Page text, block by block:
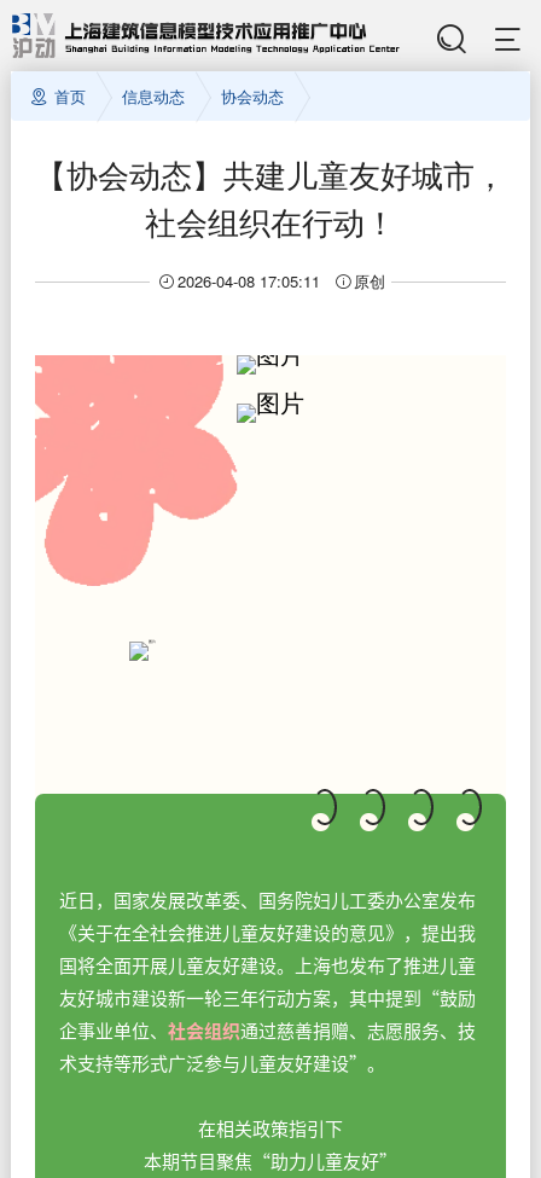
首页 信息动态 协会动态
【协会动态】共建儿童友好城市，
社会组织在行动！
2026-04-08 17:05:11 原创
近日，国家发展改革委、国务院妇儿工委办公室发布
《关于在全社会推进儿童友好建设的意见》，提出我
国将全面开展儿童友好建设。
上海也发布了推进儿童
友好城市建设新一轮三年行动方案，其中提到“鼓励
企事业单位、 社会组织通过慈善捐赠、志愿服务、技
术支持等形式广泛参与儿童友好建设”。
在相关政策指引下
本期节目聚焦“助力儿童友好”